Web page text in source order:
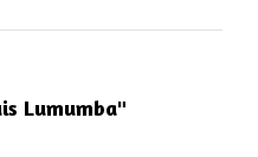
Lumumba"